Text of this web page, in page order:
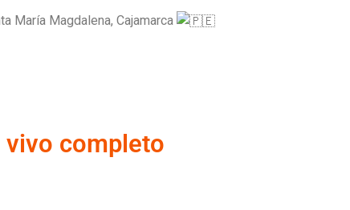
María Magdalena, Cajamarca
vivo completo